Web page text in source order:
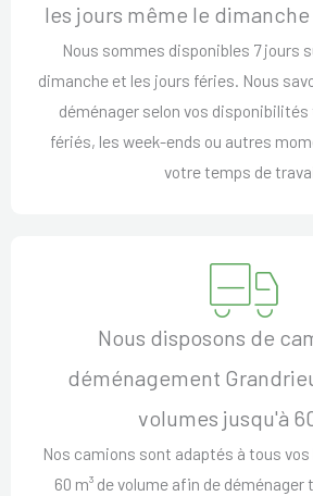
les jours même le
Nous sommes disponibles 7 jours
dimanche et les jours féries. Nous
déménager selon vos disponibilités
fériés, les week-ends ou autres
votre temps de
Nous disposons de
déménagement
volumes jusqu'à
Nos camions sont adaptés à tous vos
60 m³ de volume afin de